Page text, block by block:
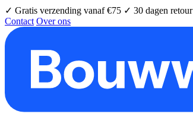
✓ Gratis verzending vanaf €75 ✓ 30 dagen retour
Contact Over ons